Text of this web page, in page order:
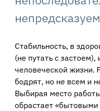
Стабильность, в
(не путать с
человеческой жизни.
бодрят, но не всем и
Выбирая место
обрастает